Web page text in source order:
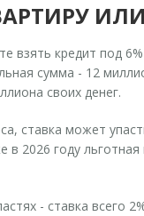
взять кредит под 6%
сумма - 12
своих денег.
ставка может
2026 году
- ставка всего